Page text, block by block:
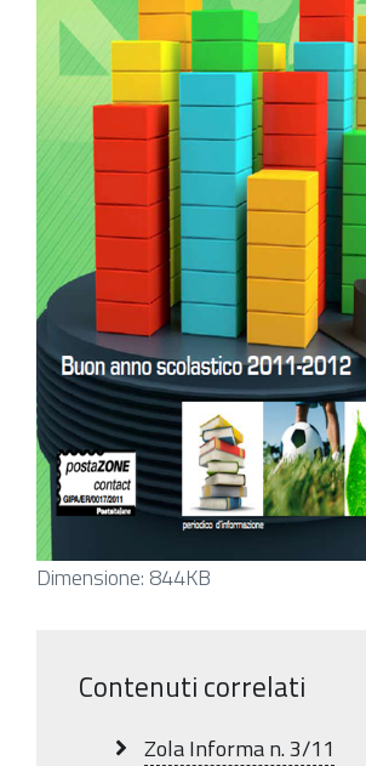
Clicca
l'immagine
dimensioni
Dimensione: 844KB
Contenuti correlati
Zola Informa n. 3/11